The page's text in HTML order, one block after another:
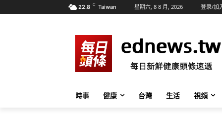
22.8 C Taiwan 星期六, 8 8 月, 2026 登录/加
時事 健康 台灣 生活 視頻